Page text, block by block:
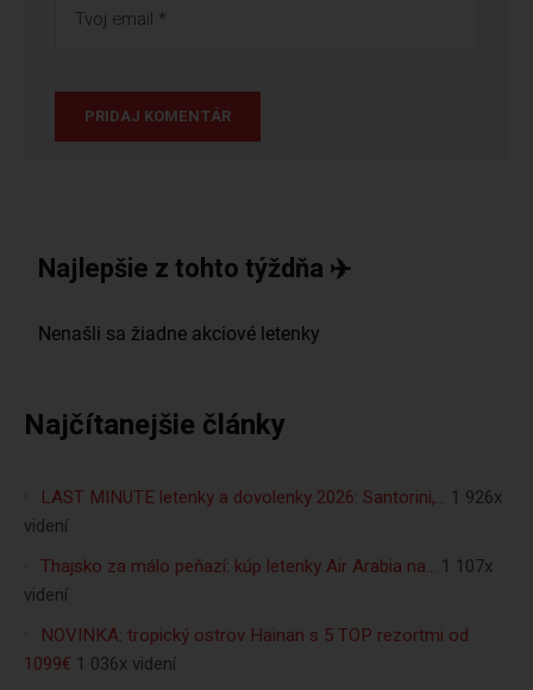
Najlepšie z tohto týždňa ✈️
Najčítanejšie články
LAST MINUTE letenky a dovolenky 2026: Santorini,… 1 926x
videní
Thajsko za málo peňazí: kúp letenky Air Arabia na… 1 107x
videní
NOVINKA: tropický ostrov Hainan s 5 TOP rezortmi od
1099€ 1 036x videní